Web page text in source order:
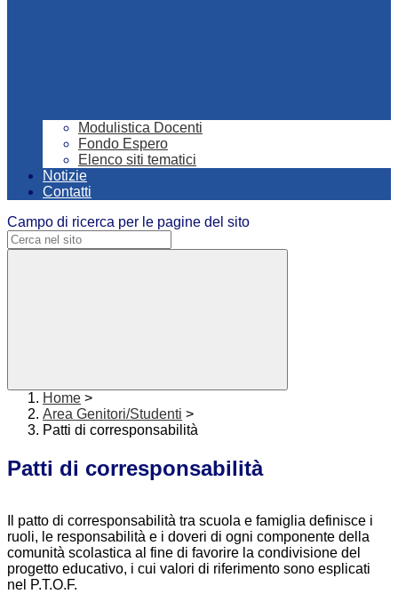
Modulistica Docenti
Fondo Espero
Elenco siti tematici
Notizie
Contatti
Campo di ricerca per le pagine del sito
Home >
Area Genitori/Studenti >
Patti di corresponsabilità
Patti di corresponsabilità
Il patto di corresponsabilità tra scuola e famiglia definisce i
ruoli, le responsabilità e i doveri di ogni componente della
comunità scolastica al fine di favorire la condivisione del
progetto educativo, i cui valori di riferimento sono esplicati
nel P.T.O.F.